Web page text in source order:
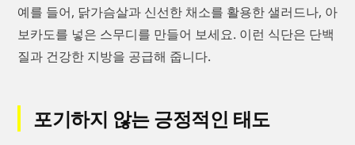
예를 들어, 닭가슴살과 신선한 채소를 활용한 샐러드나, 아
보카도를 넣은 스무디를 만들어 보세요. 이런 식단은 단백
질과 건강한 지방을 공급해 줍니다.
포기하지 않는 긍정적인 태도